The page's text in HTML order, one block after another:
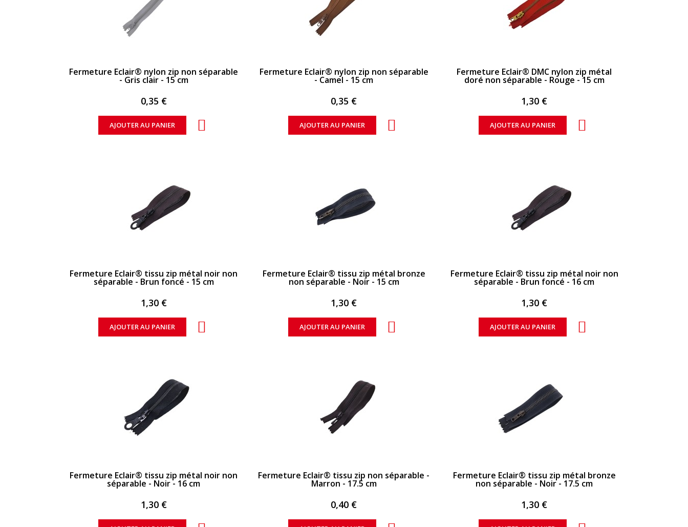
Fermeture Eclair® nylon zip non séparable
- Gris clair - 15 cm
0,35 €
AJOUTER AU PANIER
Fermeture Eclair® nylon zip non séparable
- Camel - 15 cm
0,35 €
AJOUTER AU PANIER
Fermeture Eclair® DMC nylon zip métal
doré non séparable - Rouge - 15 cm
1,30 €
AJOUTER AU PANIER
Fermeture Eclair® tissu zip métal noir non
séparable - Brun foncé - 15 cm
1,30 €
AJOUTER AU PANIER
Fermeture Eclair® tissu zip métal bronze
non séparable - Noir - 15 cm
1,30 €
AJOUTER AU PANIER
Fermeture Eclair® tissu zip métal noir non
séparable - Brun foncé - 16 cm
1,30 €
AJOUTER AU PANIER
Fermeture Eclair® tissu zip métal noir non
séparable - Noir - 16 cm
1,30 €
Fermeture Eclair® tissu zip non séparable -
Marron - 17.5 cm
0,40 €
Fermeture Eclair® tissu zip métal bronze
non séparable - Noir - 17.5 cm
1,30 €